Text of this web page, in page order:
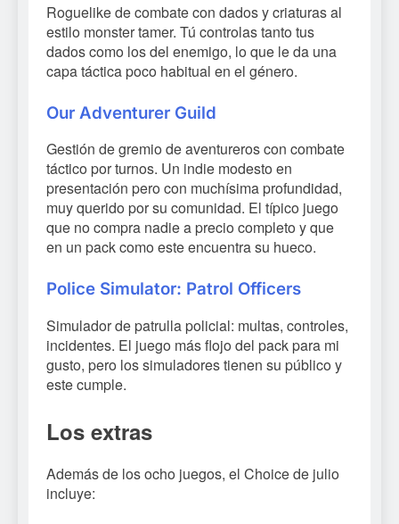
Roguelike de combate con dados y criaturas al
estilo monster tamer. Tú controlas tanto tus
dados como los del enemigo, lo que le da una
capa táctica poco habitual en el género.
Our Adventurer Guild
Gestión de gremio de aventureros con combate
táctico por turnos. Un indie modesto en
presentación pero con muchísima profundidad,
muy querido por su comunidad. El típico juego
que no compra nadie a precio completo y que
en un pack como este encuentra su hueco.
Police Simulator: Patrol Officers
Simulador de patrulla policial: multas, controles,
incidentes. El juego más flojo del pack para mi
gusto, pero los simuladores tienen su público y
este cumple.
Los extras
Además de los ocho juegos, el Choice de julio
incluye: